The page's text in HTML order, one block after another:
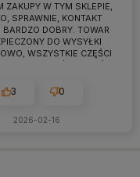
ZAKUPY W TYM SKLEPIE,
SPRAWNIE, KONTAKT
BARDZO DOBRY. TOWAR
DO WYSYŁKI
WSZYSTKIE CZĘŚCI
WARTO TUTAJ
3 0
2026-02-16